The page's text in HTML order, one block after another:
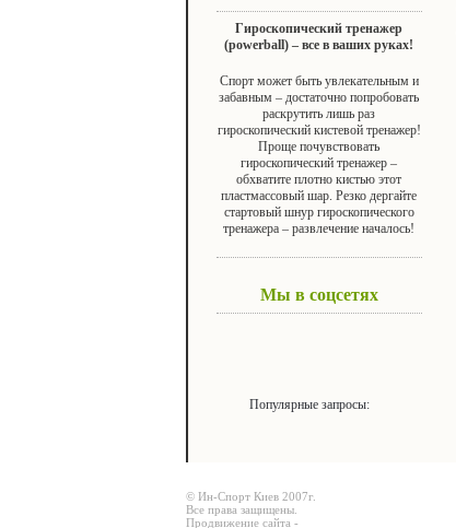
Гироскопический тренажер
(powerball) – все в ваших руках!
Спорт может быть увлекательным и
забавным – достаточно попробовать
раскрутить лишь раз
гироскопический кистевой тренажер!
Проще почувствовать
гироскопический тренажер –
обхватите плотно кистью этот
пластмассовый шар. Резко дергайте
стартовый шнур гироскопического
тренажера – развлечение началось!
Мы в соцсетях
Популярные запросы:
© Ин-Спорт Киев 2007г.
Все права защищены.
Продвижение сайта -